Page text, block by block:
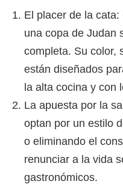
El placer de la cata:
una copa de Judan
completa. Su color,
están diseñados
la alta cocina y con
La apuesta por la
optan por un estilo
o eliminando el
renunciar a la vida
gastronómicos.